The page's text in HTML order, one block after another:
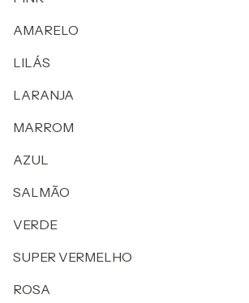
AMARELO
LILÁS
LARANJA
MARROM
AZUL
SALMÃO
VERDE
SUPER VERMELHO
ROSA